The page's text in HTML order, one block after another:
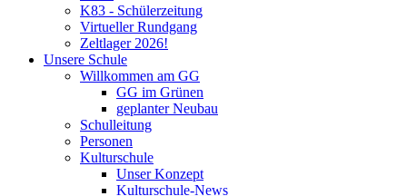
K83 - Schülerzeitung
Virtueller Rundgang
Zeltlager 2026!
Unsere Schule
Willkommen am GG
GG im Grünen
geplanter Neubau
Schulleitung
Personen
Kulturschule
Unser Konzept
Kulturschule-News